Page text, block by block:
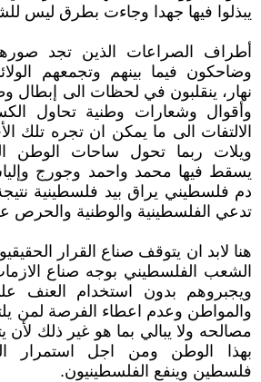
يبذلوا فيها جهدا وجاءت بطرق ليس
أطراف الصراعات الذين تجد
وضاحكون فيما بينهم وتجمعهم
نهار، ينقلبون في لحظات الى إبطال
وأقوال وشعارات وطنية تحاول
الالتفات الى ما يمكن ان تجره تلك
ويلات ربما تحول ساحات الوطن
يسقط فيها محمد واحمد وجورج
دم فلسطيني يراق بيد فلسطينية
تدعي الفلسطينية والوطنية والحرص
هنا لابد ان يتوقف صناع القرار
الشعب الفلسطيني بوجه صناع
ويجبروهم بدون استخدام العنف
والمواطن وعدم اعطاء الفرصة لمن
مصالحه ولا يبالي بما هو غير ذلك لأن
بهذا الوطن ومن اجل استمرار
فلسطين وينفع الفلسطينيون.